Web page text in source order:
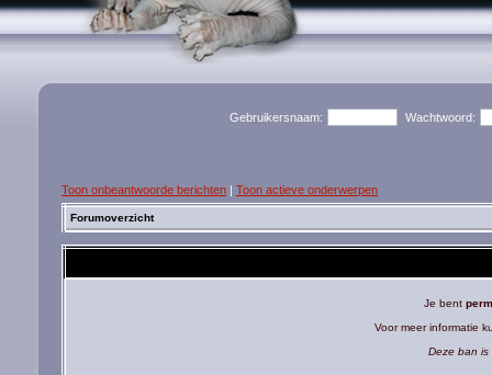
Gebruikersnaam: Wachtwoord:
Toon onbeantwoorde berichten | Toon actieve onderwerpen
Forumoverzicht
Je bent
Voor meer informatie
Deze ban is